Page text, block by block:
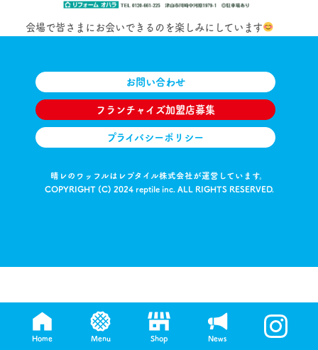
Home Menu Shop News
会場で皆さまにお会いできるのを楽しみにしています
お問い合わせ
フランチャイズ加盟店募集
プライバシーポリシー
晴レのワッフルはレプタイル株式会社が運営しています。
COPYRIGHT (C) 2024 reptile inc. ALL RIGHTS RESERVED.